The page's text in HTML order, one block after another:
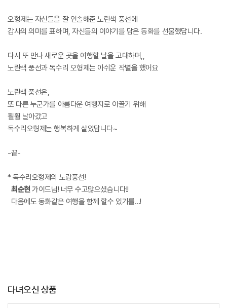
오형제는 자신들을 잘 인솔해준 노란색 풍선에
감사의 의미를 표하며, 자신들의 이야기를 담은 동화를 선물했답니다.
다시 또 만나 새로운 곳을 여행할 날을 고대하며,,
노란색 풍선과 독수리 오형제는 아쉬운 작별을 했어요
노란색 풍선은,
또 다른 누군가를 아름다운 여행지로 이끌기 위해
훨훨 날아갔고
독수리오형제는 행복하게 살았답니다~
-끝-
* 독수리오형제의 노랑풍선!
최순현가이드님! 너무 수고많으셨습니다!!
다음에도 동화같은 여행을 함께 할수 있기를…!
다녀오신 상품